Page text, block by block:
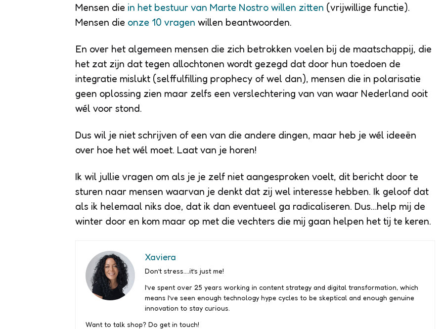
Mensen die in het bestuur van Marte Nostro willen zitten (vrijwillige functie).
Mensen die onze 10 vragen willen beantwoorden.
En over het algemeen mensen die zich betrokken voelen bij de maatschappij, die
het zat zijn dat tegen allochtonen wordt gezegd dat door hun toedoen de
integratie mislukt (selffulfilling prophecy of wel dan), mensen die in polarisatie
geen oplossing zien maar zelfs een verslechtering van van waar Nederland ooit
wél voor stond.
Dus wil je niet schrijven of een van die andere dingen, maar heb je wél ideeën
over hoe het wél moet. Laat van je horen!
Ik wil jullie vragen om als je je zelf niet aangesproken voelt, dit bericht door te
sturen naar mensen waarvan je denkt dat zij wel interesse hebben. Ik geloof dat
als ik helemaal niks doe, dat ik dan eventueel ga radicaliseren. Dus…help mij de
winter door en kom maar op met die vechters die mij gaan helpen het tij te keren.
Xaviera
Don’t stress….it’s just me!
I’ve spent over 25 years working in content strategy and digital transformation, which
means I’ve seen enough technology hype cycles to be skeptical and enough genuine
innovation to stay curious.
Want to talk shop? Do get in touch!